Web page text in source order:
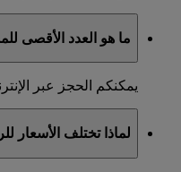
ما هو العدد الأقصى
يمكنكم الحجز عبر الإنترنت لما يصل إلى 9 مسافرين، بما في
لماذا تختلف الأسعار